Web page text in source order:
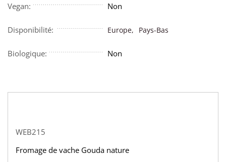
Vegan: Non
Disponibilité: Europe, Pays-Bas
Biologique: Non
WEB215
Fromage de vache Gouda nature